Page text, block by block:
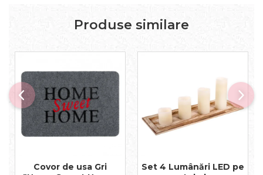
Produse similare
Covor de usa Gri
Set 4 Lumânări LED pe